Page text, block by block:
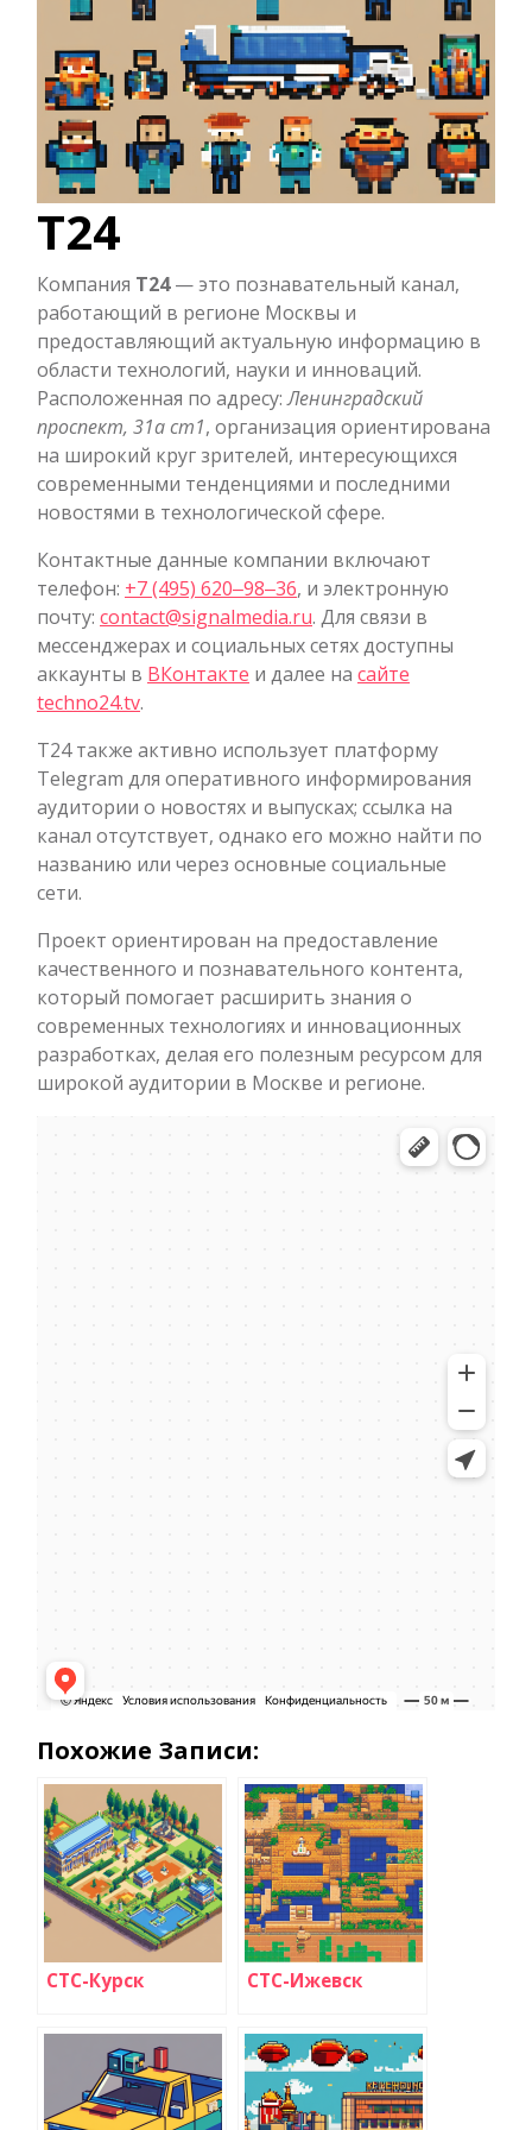
Т24
Компания Т24— это познавательный канал,
работающий в регионе Москвы и
предоставляющий актуальную информацию в
области технологий, науки и инноваций.
Расположенная по адресу:Ленинградский
проспект, 31а ст1, организация ориентирована
на широкий круг зрителей, интересующихся
современными тенденциями и последними
новостями в технологической сфере.
Контактные данные компании включают
телефон: +7 (495) 620‒98‒36, и электронную
почту: contact@signalmedia.ru. Для связи в
мессенджерах и социальных сетях доступны
аккаунты в ВКонтакте и далее на сайте
techno24.tv.
Т24 также активно использует платформу
Telegram для оперативного информирования
аудитории о новостях и выпусках; ссылка на
канал отсутствует, однако его можно найти по
названию или через основные социальные
сети.
Проект ориентирован на предоставление
качественного и познавательного контента,
который помогает расширить знания о
современных технологиях и инновационных
разработках, делая его полезным ресурсом для
широкой аудитории в Москве и регионе.
Похожие Записи:
СТС-Курск СТС-Ижевск